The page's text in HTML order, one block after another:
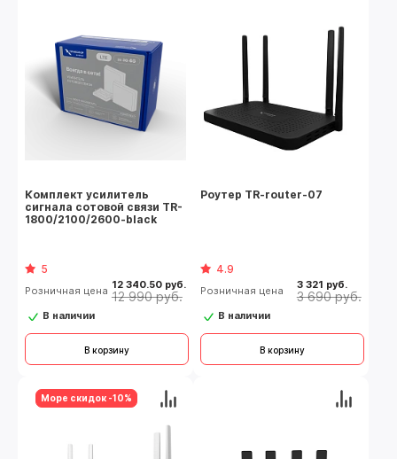
Комплект усилитель
сигнала сотовой связи TR-
1800/2100/2600-black
5
Розничная цена 12 340.50 руб.
12 990 руб.
В наличии
В корзину
Роутер TR-router-07
4.9
Розничная цена 3 321 руб.
3 690 руб.
В наличии
В корзину
Море скидок -10%